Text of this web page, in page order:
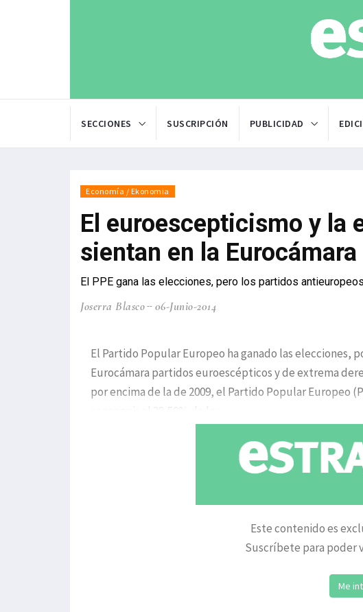
SECCIONES SUSCRIPCIÓN PUBLICIDAD
Economía / Ekonomia
El euroescepticismo y la
sientan en la Eurocámara
El PPE gana las elecciones, pero los partidos
Joserra Blasco 06-Junio-2014
El Partido Popular Europeo ha ganado las elecciones,
Eurocámara partidos euroescépticos y de extrema
por encima de la de 2009, el Partido Popular Europeo
conseguir el 28,50% de los
Este contenido es
Suscríbete para poder
Me